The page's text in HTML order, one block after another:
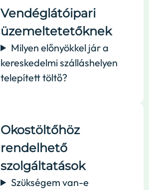
Vendéglátóipari
üzemeltetetőknek
Milyen előnyökkel jár a
kereskedelmi szálláshelyen
telepített töltő?
Okostöltőhöz
rendelhető
szolgáltatások
Szükségem van-e